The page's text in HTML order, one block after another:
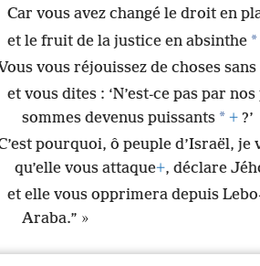
Car vous avez changé le droit en
et le fruit de la justice en absinthe *
vous réjouissez de choses
et vous dites : ‘N’est-ce pas par
sommes devenus puissants * + ?’
pourquoi, ô peuple d’Israël,
qu’elle vous attaque+, déclare
et elle vous opprimera depuis
Araba.” »